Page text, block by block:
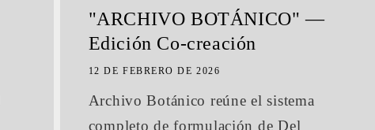
"ARCHIVO BOTÁNICO" —
Edición Co-creación
12 DE FEBRERO DE 2026
Archivo Botánico reúne el sistema
completo de formulación de Del